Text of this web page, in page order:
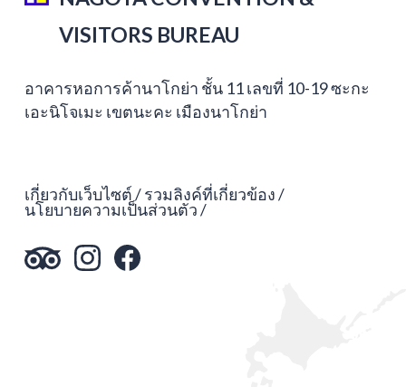
VISITORS BUREAU
อาคารหอการค้านาโกย่า ชั้น 11 เลขที่ 10-19 ซะกะ
เอะนิโจเมะ เขตนะคะ เมืองนาโกย่า
เกี่ยวกับเว็บไซต์ รวมลิงค์ที่เกี่ยวข้อง
นโยบายความเป็นส่วนตัว